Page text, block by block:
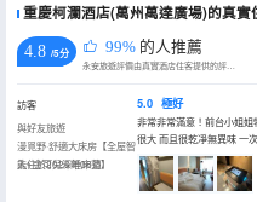
重慶柯瀾酒店(萬州萬達廣場)的真實
4.8 /5分 99% 的人推薦
永安旅遊評價由真實酒店住客提供的評價。
訪客
與好友旅遊
漫覓野·舒適大床房【全屋智
能+金可兒深睡床墊】
入住於2026年08月
5.0 極好
非常非常滿意！前台小姐
很大 而且很乾凈無異味 一